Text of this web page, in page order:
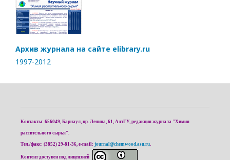
Архив журнала на сайте elibrary.ru
1997-2012
Контакты: 656049, Барнаул, пр. Ленина, 61, АлтГУ, редакция журнала "Химия
растительного сырья".
Тел./факс: (3852) 29-81-36, e-mail: journal@chemwood.asu.ru.
Контент доступен под лицензией